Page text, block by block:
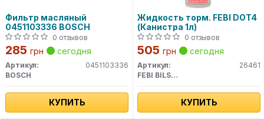
Фильтр масляный
0451103336 BOSCH
0 отзывов
285 грн сегодня
Артикул:
0451103336
BOSCH
КУПИТЬ
Жидкость торм. FEBI DOT4
(Канистра 1л)
0 отзывов
505 грн сегодня
Артикул:
26461
FEBI BILSTEIN
КУПИТЬ